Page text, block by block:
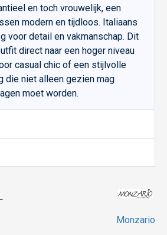
en toch vrouwelijk, een
modern en tijdloos. Italiaans
voor detail en vakmanschap. Dit
direct naar een hoger niveau
casual chic of een stijlvolle
die niet alleen gezien mag
moet worden.
Monzario